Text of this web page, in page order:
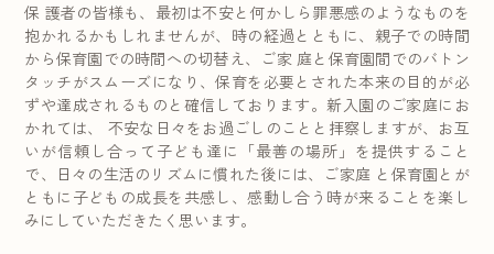
保 護者の皆様も、最初は不安と何かしら罪悪感のようなものを
抱かれるかもしれませんが、時の経過とともに、親子での時間
から保育園での時間への切替え、ご家 庭と保育園間でのバトン
タッチがスムーズになり、保育を必要とされた本来の目的が必
ずや達成されるものと確信しております。新入園のご家庭にお
かれては、 不安な日々をお過ごしのことと拝察しますが、お互
いが信頼し合って子ども達に「最善の場所」を提供すること
で、日々の生活のリズムに慣れた後には、ご家庭 と保育園とが
ともに子どもの成長を共感し、感動し合う時が来ることを楽し
みにしていただきたく思います。